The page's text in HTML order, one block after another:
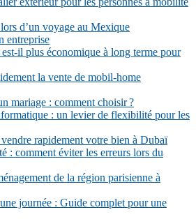
d’un voyage au Mexique
entreprise
il plus économique à long terme pour
la vente de mobil-home
mariage : comment choisir ?
: un levier de flexibilité pour les
rapidement votre bien à Dubaï
: comment éviter les erreurs lors du
de la région parisienne à
journée : Guide complet pour une